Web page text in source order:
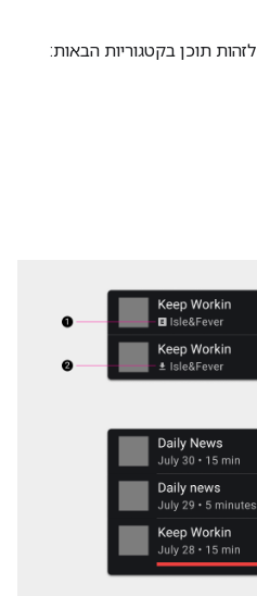
תוכן בקטגוריות הבאות: